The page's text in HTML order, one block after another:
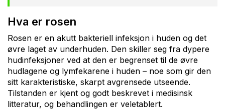
Hva er rosen
Rosen er en akutt bakteriell infeksjon i huden og det
øvre laget av underhuden. Den skiller seg fra dypere
hudinfeksjoner ved at den er begrenset til de øvre
hudlagene og lymfekarene i huden – noe som gir den
sitt karakteristiske, skarpt avgrensede utseende.
Tilstanden er kjent og godt beskrevet i medisinsk
litteratur, og behandlingen er veletablert.